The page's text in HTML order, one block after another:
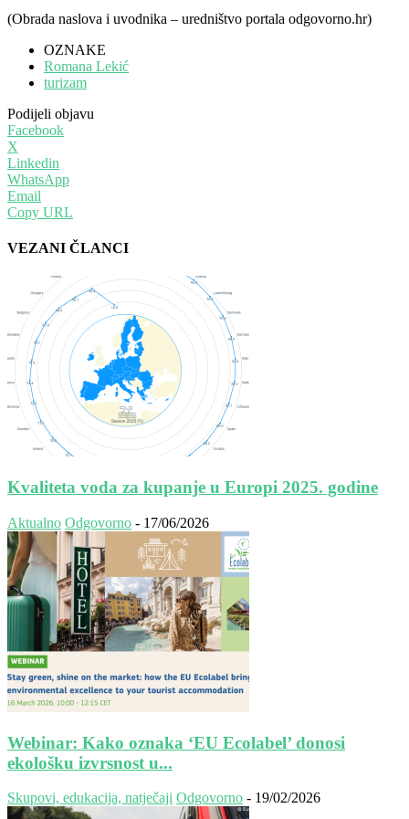
(Obrada naslova i uvodnika – uredništvo portala odgovorno.hr)
OZNAKE
Romana Lekić
turizam
Podijeli objavu
Facebook
X
Linkedin
WhatsApp
Email
Copy URL
VEZANI ČLANCI
Kvaliteta voda za kupanje u Europi 2025. godine
Aktualno Odgovorno - 17/06/2026
Webinar: Kako oznaka ‘EU Ecolabel’ donosi
ekološku izvrsnost u...
Skupovi, edukacija, natječaji Odgovorno - 19/02/2026